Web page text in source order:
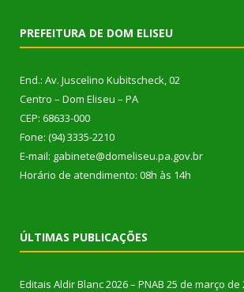
PREFEITURA DE DOM ELISEU
End.: Av. Juscelino Kubitscheck, 02
Centro – Dom Eliseu – PA
CEP: 68633-000
Fone: (94) 3335-2210
E-mail: gabinete@domeliseu.pa.gov.br
Horário de atendimento: 08h às 14h
ÚLTIMAS PUBLICAÇÕES
Editais Aldir Blanc 2026 – PNAB 25 de março de